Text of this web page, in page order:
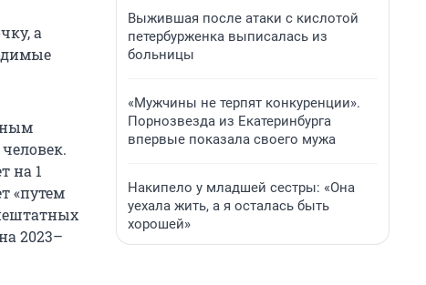
а
на 1
«путем
2023–
Выжившая после атаки с кислотой
петербурженка выписалась из
больницы
«Мужчины не терпят конкуренции».
Порнозвезда из Екатеринбурга
впервые показала своего мужа
Накипело у младшей сестры: «Она
уехала жить, а я осталась быть
хорошей»